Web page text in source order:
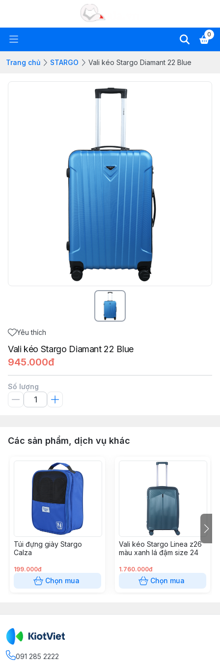
0
Trang chủ STARGO Vali kéo Stargo Diamant 22 Blue
Yêu thích
Vali kéo Stargo Diamant 22 Blue
945.000đ
Số lượng
Các sản phẩm, dịch vụ khác
Túi đựng giày Stargo
Calza
199.000đ
Chọn mua
Vali kéo Stargo Linea z26
màu xanh lá đậm size 24
1.760.000đ
Chọn mua
091 285 2222